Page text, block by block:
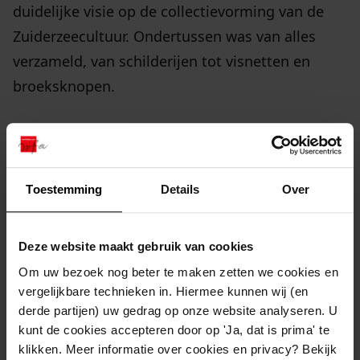
Toestemming Details Over
Deze website maakt gebruik van cookies
Om uw bezoek nog beter te maken zetten we cookies en
vergelijkbare technieken in. Hiermee kunnen wij (en
derde partijen) uw gedrag op onze website analyseren. U
kunt de cookies accepteren door op 'Ja, dat is prima' te
klikken. Meer informatie over cookies en privacy? Bekijk
duidelijke visie op de collectievorming van de
Zuiderzeecultuur. Ondertussen was van alles
verzameld, van schilderijen tot visnetten en
broeksknopen.
Uit bronnenonderzoek blijkt dat de belangrijkste
initiatiefnemers van het oprichten van het
Zuiderzeemuseum geen duidelijk idee hadden
over collectievorming van de Zuiderzeecultuur in
bewaren van deze verdwijnende cultuur. Het was
in 1950 een museum met een plan, maar zonder
‘bewaarvisie’.